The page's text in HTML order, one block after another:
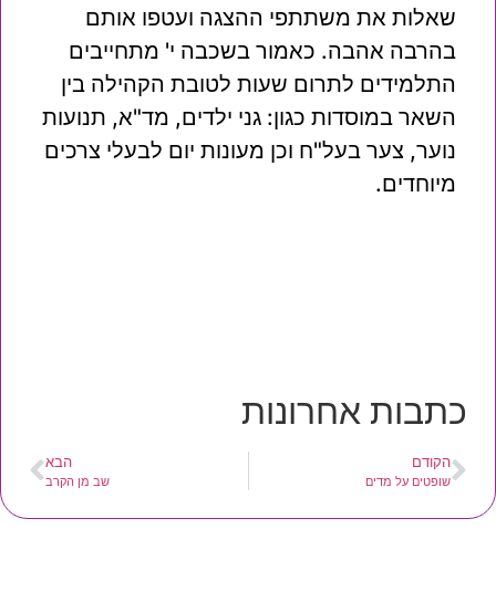
שאלות את משתתפי ההצגה ועטפו אותם
בהרבה אהבה. כאמור בשכבה י' מתחייבים
התלמידים לתרום שעות לטובת הקהילה בין
השאר במוסדות כגון: גני ילדים, מד"א, תנועות
נוער, צער בעל"ח וכן מעונות יום לבעלי צרכים
מיוחדים.
כתבות אחרונות
הקודם
שופטים על מדים
הבא
שב מן הקרב